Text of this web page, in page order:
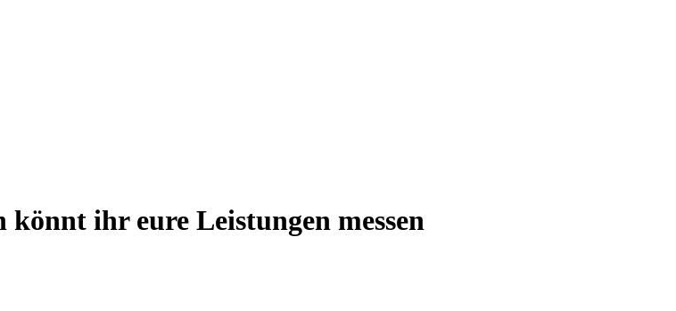
ihr eure Leistungen messen